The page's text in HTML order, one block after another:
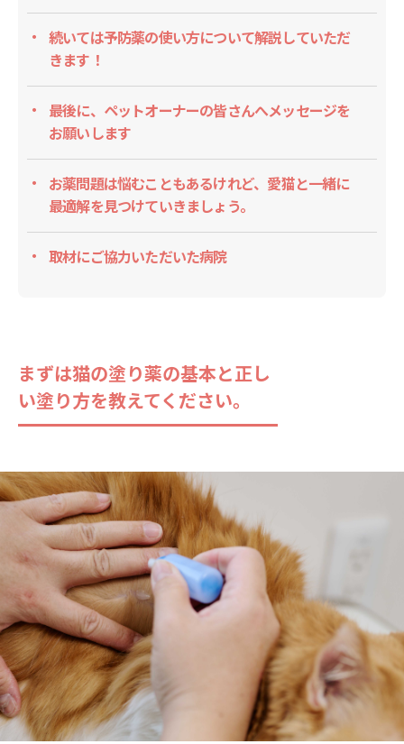
続いては予防薬の使い方について解説していただ
きます！
最後に、ペットオーナーの皆さんへメッセージを
お願いします
お薬問題は悩むこともあるけれど、愛猫と一緒に
最適解を見つけていきましょう。
取材にご協力いただいた病院
まずは猫の塗り薬の基本と正し
い塗り方を教えてください。